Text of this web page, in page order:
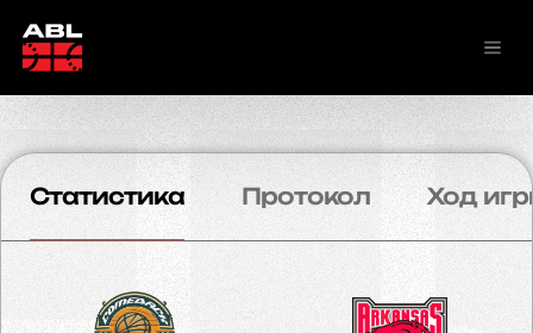
Статистика Протокол Ход